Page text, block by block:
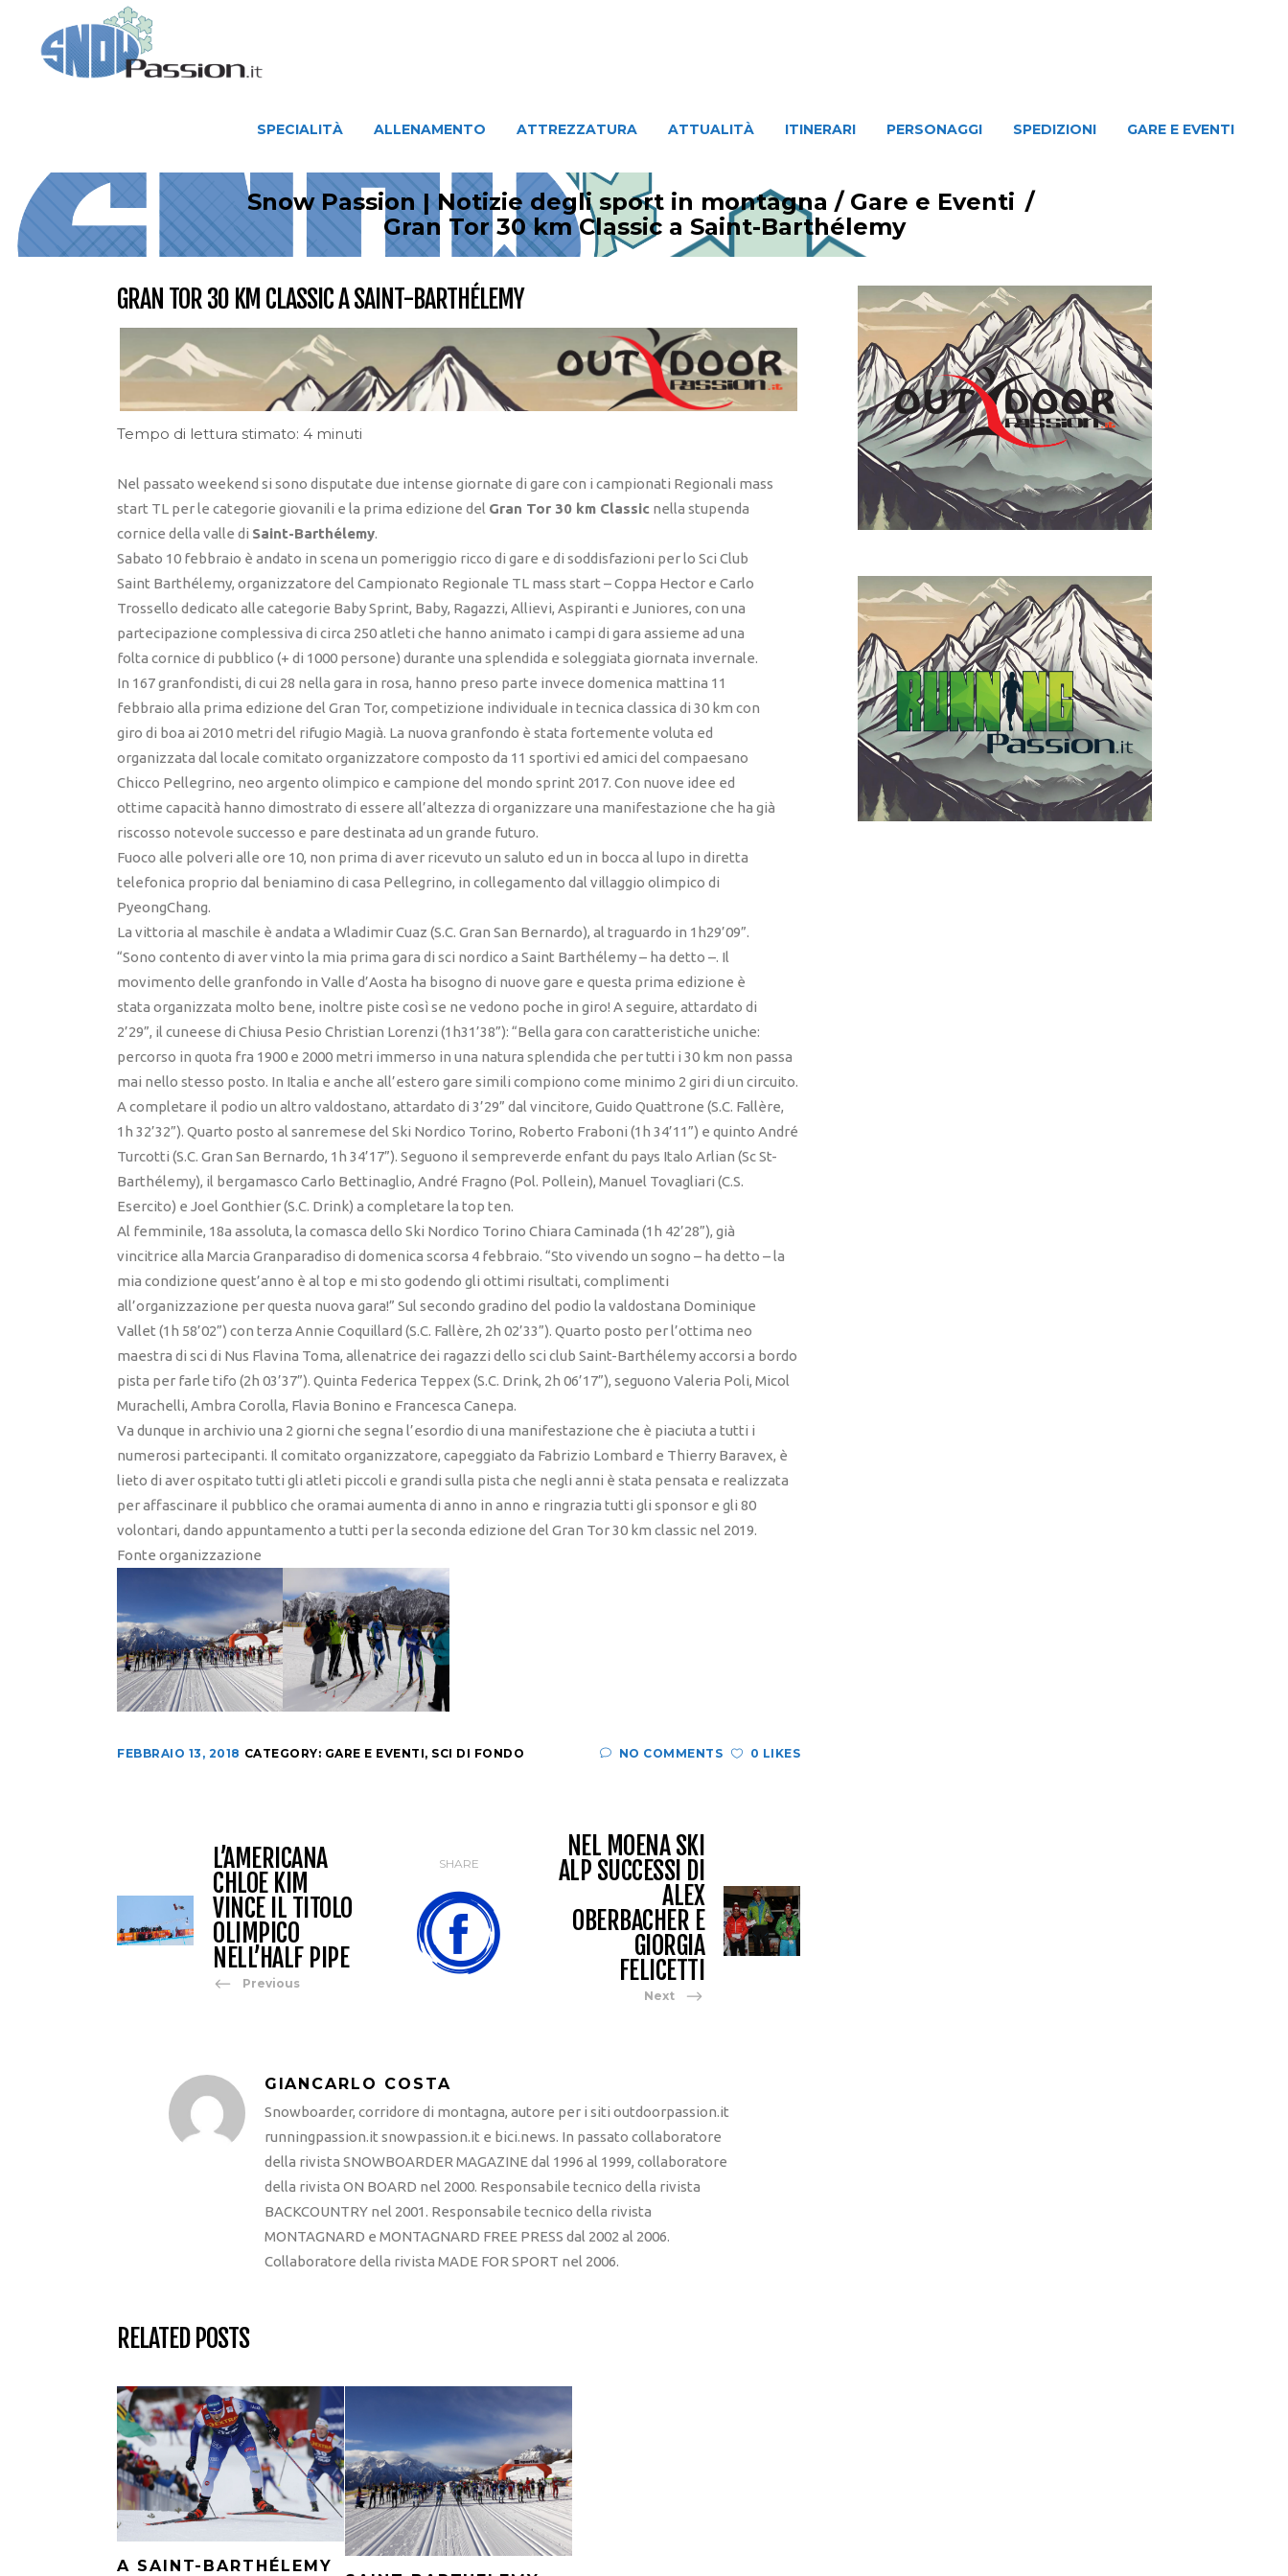
SPECIALITÀ ALLENAMENTO ATTREZZATURA ATTUALITÀ ITINERARI PERSONAGGI SPEDIZIONI GARE E EVENTI
Snow Passion | Notizie degli sport in montagna / Gare e Eventi /
Gran Tor 30 km Classic a Saint-Barthélemy
GRAN TOR 30 KM CLASSIC A SAINT-BARTHÉLEMY
Tempo di lettura stimato: 4 minuti
Nel passato weekend si sono disputate due intense giornate di gare con i campionati Regionali mass
start TL per le categorie giovanili e la prima edizione del Gran Tor 30 km Classic nella stupenda
cornice della valle di Saint-Barthélemy.
Sabato 10 febbraio è andato in scena un pomeriggio ricco di gare e di soddisfazioni per lo Sci Club
Saint Barthélemy, organizzatore del Campionato Regionale TL mass start – Coppa Hector e Carlo
Trossello dedicato alle categorie Baby Sprint, Baby, Ragazzi, Allievi, Aspiranti e Juniores, con una
partecipazione complessiva di circa 250 atleti che hanno animato i campi di gara assieme ad una
folta cornice di pubblico (+ di 1000 persone) durante una splendida e soleggiata giornata invernale.
In 167 granfondisti, di cui 28 nella gara in rosa, hanno preso parte invece domenica mattina 11
febbraio alla prima edizione del Gran Tor, competizione individuale in tecnica classica di 30 km con
giro di boa ai 2010 metri del rifugio Magià. La nuova granfondo è stata fortemente voluta ed
organizzata dal locale comitato organizzatore composto da 11 sportivi ed amici del compaesano
Chicco Pellegrino, neo argento olimpico e campione del mondo sprint 2017. Con nuove idee ed
ottime capacità hanno dimostrato di essere all’altezza di organizzare una manifestazione che ha già
riscosso notevole successo e pare destinata ad un grande futuro.
Fuoco alle polveri alle ore 10, non prima di aver ricevuto un saluto ed un in bocca al lupo in diretta
telefonica proprio dal beniamino di casa Pellegrino, in collegamento dal villaggio olimpico di
PyeongChang.
La vittoria al maschile è andata a Wladimir Cuaz (S.C. Gran San Bernardo), al traguardo in 1h29’09”.
“Sono contento di aver vinto la mia prima gara di sci nordico a Saint Barthélemy – ha detto –. Il
movimento delle granfondo in Valle d’Aosta ha bisogno di nuove gare e questa prima edizione è
stata organizzata molto bene, inoltre piste così se ne vedono poche in giro! A seguire, attardato di
2’29”, il cuneese di Chiusa Pesio Christian Lorenzi (1h31’38”): “Bella gara con caratteristiche uniche:
percorso in quota fra 1900 e 2000 metri immerso in una natura splendida che per tutti i 30 km non passa
mai nello stesso posto. In Italia e anche all’estero gare simili compiono come minimo 2 giri di un circuito.
A completare il podio un altro valdostano, attardato di 3’29” dal vincitore, Guido Quattrone (S.C. Fallère,
1h 32’32”). Quarto posto al sanremese del Ski Nordico Torino, Roberto Fraboni (1h 34’11”) e quinto André
Turcotti (S.C. Gran San Bernardo, 1h 34’17”). Seguono il sempreverde enfant du pays Italo Arlian (Sc St-
Barthélemy), il bergamasco Carlo Bettinaglio, André Fragno (Pol. Pollein), Manuel Tovagliari (C.S.
Esercito) e Joel Gonthier (S.C. Drink) a completare la top ten.
Al femminile, 18a assoluta, la comasca dello Ski Nordico Torino Chiara Caminada (1h 42’28”), già
vincitrice alla Marcia Granparadiso di domenica scorsa 4 febbraio. “Sto vivendo un sogno – ha detto – la
mia condizione quest’anno è al top e mi sto godendo gli ottimi risultati, complimenti
all’organizzazione per questa nuova gara!” Sul secondo gradino del podio la valdostana Dominique
Vallet (1h 58’02”) con terza Annie Coquillard (S.C. Fallère, 2h 02’33”). Quarto posto per l’ottima neo
maestra di sci di Nus Flavina Toma, allenatrice dei ragazzi dello sci club Saint-Barthélemy accorsi a bordo
pista per farle tifo (2h 03’37”). Quinta Federica Teppex (S.C. Drink, 2h 06’17”), seguono Valeria Poli, Micol
Murachelli, Ambra Corolla, Flavia Bonino e Francesca Canepa.
Va dunque in archivio una 2 giorni che segna l’esordio di una manifestazione che è piaciuta a tutti i
numerosi partecipanti. Il comitato organizzatore, capeggiato da Fabrizio Lombard e Thierry Baravex, è
lieto di aver ospitato tutti gli atleti piccoli e grandi sulla pista che negli anni è stata pensata e realizzata
per affascinare il pubblico che oramai aumenta di anno in anno e ringrazia tutti gli sponsor e gli 80
volontari, dando appuntamento a tutti per la seconda edizione del Gran Tor 30 km classic nel 2019.
Fonte organizzazione
FEBBRAIO 13, 2018 CATEGORY: GARE E EVENTI, SCI DI FONDO NO COMMENTS 0 LIKES
L’AMERICANA
CHLOE KIM
VINCE IL TITOLO
OLIMPICO
NELL’HALF PIPE
Previous
SHARE
NEL MOENA SKI
ALP SUCCESSI DI
ALEX
OBERBACHER E
GIORGIA
FELICETTI
Next
GIANCARLO COSTA
Snowboarder, corridore di montagna, autore per i siti outdoorpassion.it
runningpassion.it snowpassion.it e bici.news. In passato collaboratore
della rivista SNOWBOARDER MAGAZINE dal 1996 al 1999, collaboratore
della rivista ON BOARD nel 2000. Responsabile tecnico della rivista
BACKCOUNTRY nel 2001. Responsabile tecnico della rivista
MONTAGNARD e MONTAGNARD FREE PRESS dal 2002 al 2006.
Collaboratore della rivista MADE FOR SPORT nel 2006.
RELATED POSTS
A SAINT-BARTHÉLEMY